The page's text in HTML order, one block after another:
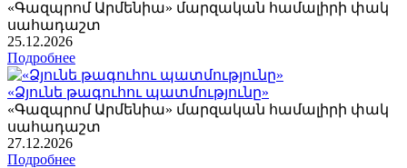
«Գազպրոմ Արմենիա» մարզական համալիրի փակ
սահադաշտ
25.12.2026
Подробнее
«Ձյունե թագուհու պատմությունը»
«Գազպրոմ Արմենիա» մարզական համալիրի փակ
սահադաշտ
27.12.2026
Подробнее